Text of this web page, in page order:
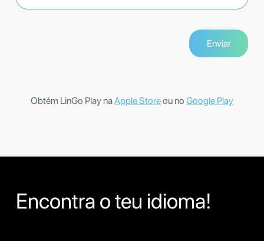
Obtém LinGo Play naApple Storeou no Google Play
Encontra o teu idioma!